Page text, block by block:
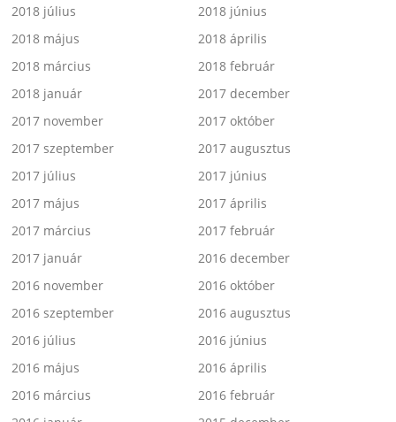
2018 július
2018 június
2018 május
2018 április
2018 március
2018 február
2018 január
2017 december
2017 november
2017 október
2017 szeptember
2017 augusztus
2017 július
2017 június
2017 május
2017 április
2017 március
2017 február
2017 január
2016 december
2016 november
2016 október
2016 szeptember
2016 augusztus
2016 július
2016 június
2016 május
2016 április
2016 március
2016 február